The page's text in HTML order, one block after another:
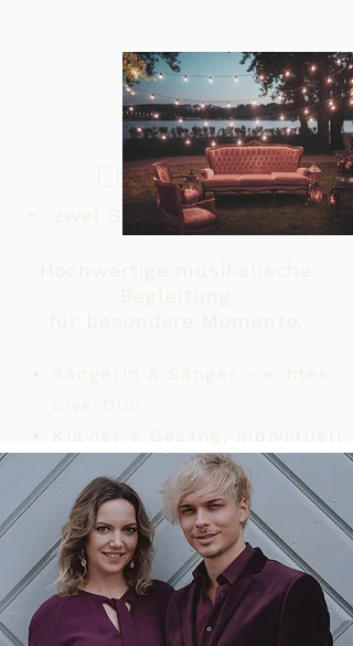
ELI & DAVE
zwei Stimmen,ein Klavier
abgestimmt
Wien, Niederösterreich und
Burgenland
zuverlässig & professionell
VERFÜGBARKEIT ANFRAGEN